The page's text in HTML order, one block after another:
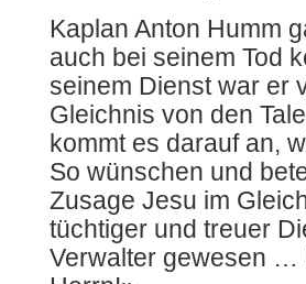
Kaplan Anton Humm
auch bei seinem Tod
seinem Dienst war er
Gleichnis von den
kommt es darauf an,
So wünschen und
Zusage Jesu im
tüchtiger und treuer
Verwalter gewesen …